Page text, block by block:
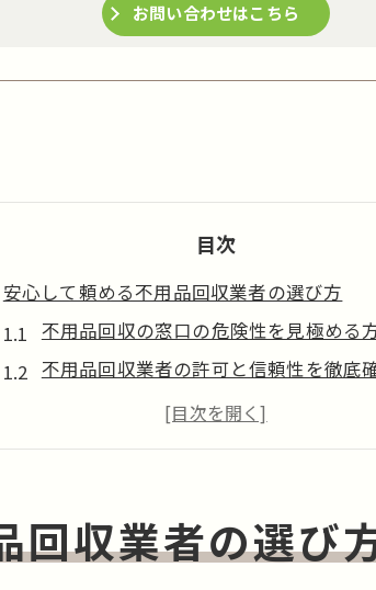
お問い合わせはこちら
目次
安心して頼める不用品回収業者の選び方
不用品回収の窓口の危険性を見極める
不用品回収業者の許可と信頼性を徹底
不用品回収見積もりだけでも安心な理由
悪質な不用品回収業者を避けるチェッ
大量の不用品回収に迷う時の賢い判断軸
不用品回収で大量処分時の最適な選び
回収業者の選び